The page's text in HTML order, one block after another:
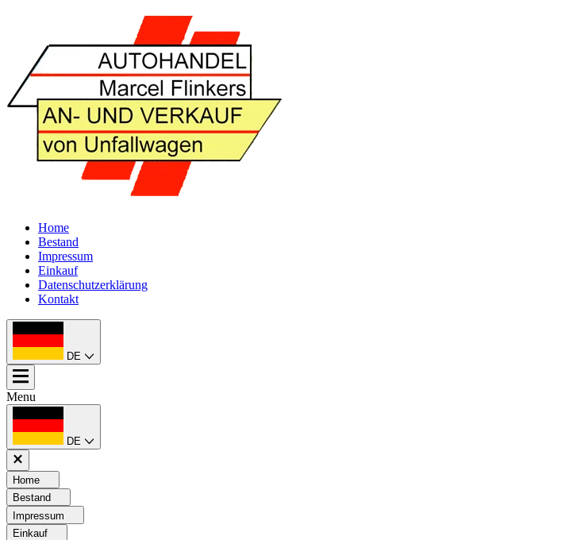
Home
Bestand
Impressum
Einkauf
Datenschutzerklärung
Kontakt
DE
Menu
DE
Home
Bestand
Impressum
Einkauf